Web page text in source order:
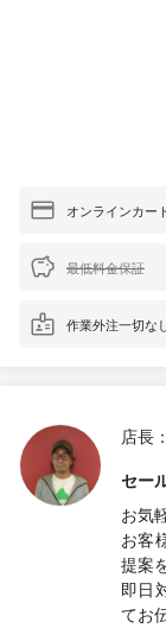
オンラインカー
最低料金保証
作業外注一切な
店長
セー
お気
お客
提案
即日
てお